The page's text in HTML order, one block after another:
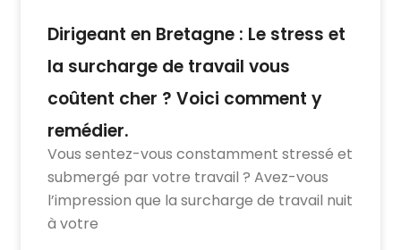
Dirigeant en Bretagne : Le stress et
la surcharge de travail vous
coûtent cher ? Voici comment y
remédier.
Vous sentez-vous constamment stressé et
submergé par votre travail ? Avez-vous
l’impression que la surcharge de travail nuit
à votre